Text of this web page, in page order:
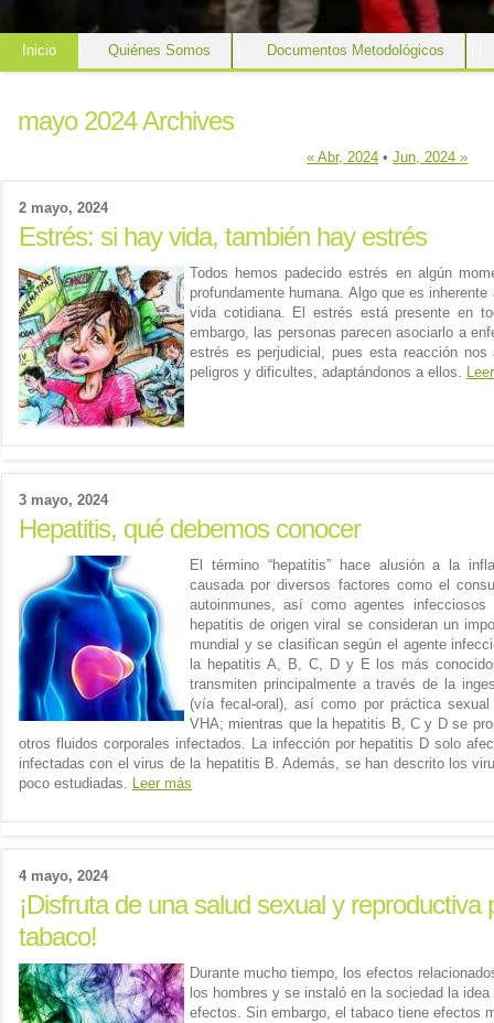
Inicio Quiénes Somos Documentos Metodológicos
mayo 2024 Archives
« Abr, 2024 •Jun, 2024 »
2 mayo, 2024
Estrés: si hay vida, también hay estrés
Todos hemos padecido estrés en algún
profundamente humana. Algo que es
vida cotidiana. El estrés está presente en
embargo, las personas parecen asociarlo a
estrés es perjudicial, pues esta reacción
peligros y dificultes, adaptándonos a ellos.
3 mayo, 2024
Hepatitis, qué debemos conocer
El término “hepatitis” hace alusión a la
causada por diversos factores como el
autoinmunes, así como agentes
hepatitis de origen viral se consideran un
mundial y se clasifican según el agente
la hepatitis A, B, C, D y E los más
transmiten principalmente a través de la
(vía fecal-oral), así como por práctica
VHA; mientras que la hepatitis B, C y D se
otros fluidos corporales infectados. La infección por hepatitis D solo
infectadas con el virus de la hepatitis B. Además, se han descrito los
poco estudiadas. Leer más
4 mayo, 2024
¡Disfruta de una salud sexual y reproductiva
tabaco!
Durante mucho tiempo, los efectos
los hombres y se instaló en la sociedad la
efectos. Sin embargo, el tabaco tiene efectos